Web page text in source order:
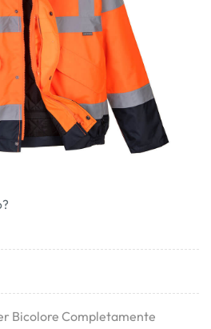
Bicolore Completamente